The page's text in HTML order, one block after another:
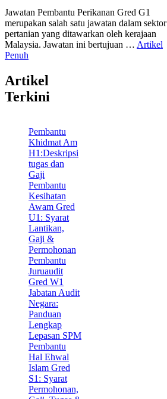
Jawatan Pembantu Perikanan Gred G1
merupakan salah satu jawatan dalam sektor
pertanian yang ditawarkan oleh kerajaan
Malaysia. Jawatan ini bertujuan … Artikel
Penuh
Artikel
Terkini
Pembantu
Khidmat Am
H1:Deskripsi
tugas dan
Gaji
Pembantu
Kesihatan
Awam Gred
U1: Syarat
Lantikan,
Gaji &
Permohonan
Pembantu
Juruaudit
Gred W1
Jabatan Audit
Negara:
Panduan
Lengkap
Lepasan SPM
Pembantu
Hal Ehwal
Islam Gred
S1: Syarat
Permohonan,